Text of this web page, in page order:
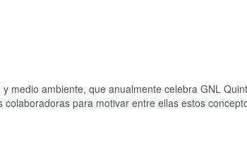
medio ambiente, que anualmente celebra GNL
para motivar entre ellas estos